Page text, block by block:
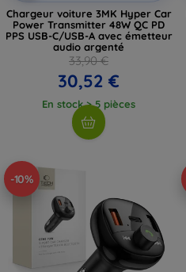
Chargeur voiture 3MK Hyper Car
Power Transmitter 48W QC PD
PPS USB-C/USB-A avec émetteur
audio argenté
33,90 €
30,52 €
En stock > 5 pièces
-10%